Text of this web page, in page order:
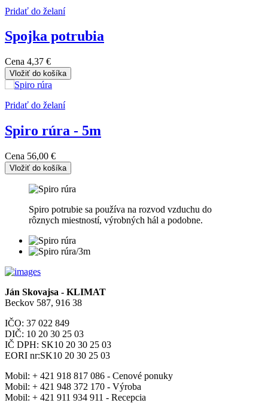
Pridať do želaní
Spojka potrubia
Cena 4,37 €
Vložiť do košíka
Pridať do želaní
Spiro rúra - 5m
Cena 56,00 €
Vložiť do košíka
Spiro potrubie sa používa na rozvod vzduchu do
rôznych miestností, výrobných hál a podobne.
Ján Skovajsa - KLIMAT
Beckov 587, 916 38
IČO: 37 022 849
DIČ: 10 20 30 25 03
IČ DPH: SK10 20 30 25 03
EORI nr:SK10 20 30 25 03
Mobil: + 421 918 817 086 - Cenové ponuky
Mobil: + 421 948 372 170 - Výroba
Mobil: + 421 911 934 911 - Recepcia